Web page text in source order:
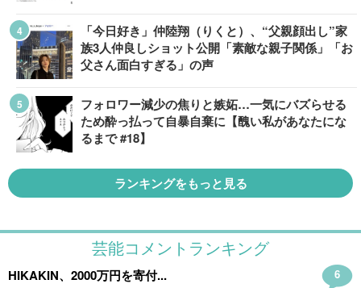
「今日好き」仲陸翔（りくと）、“父親顔出し”家
族3人仲良しショット公開「素敵な親子関係」「お
父さん面白すぎる」の声
フォロワー減少の焦りと嫉妬…一気にバズらせる
ため酔っ払って自暴自棄に【醜い私があなたにな
るまで #18】
ランキングをもっと見る